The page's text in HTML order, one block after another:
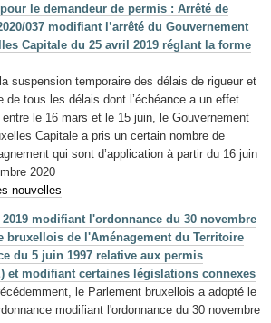
le demandeur de permis : Arrêté de
037 modifiant l’arrêté du Gouvernement
Capitale du 25 avril 2019 réglant la forme
suspension temporaire des délais de rigueur et
de tous les délais dont l’échéance a un effet
le 16 mars et le 15 juin, le Gouvernement
Capitale a pris un certain nombre de
qui sont d’application à partir du 16 juin
2020
nouvelles
modifiant l'ordonnance du 30 novembre
bruxellois de l'Aménagement du Territoire
du 5 juin 1997 relative aux permis
et modifiant certaines législations connexes
le Parlement bruxellois a adopté le
modifiant l'ordonnance du 30 novembre